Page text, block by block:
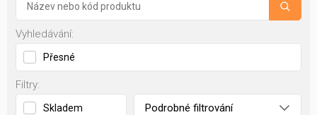
Vyhledávání:
Přesné
Filtry:
Skladem Podrobné filtrování